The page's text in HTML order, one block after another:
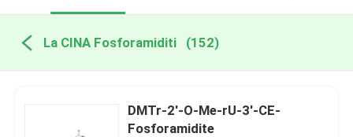
La CINA Fosforamiditi (152)
DMTr-2'-O-Me-rU-3'-CE-
Fosforamidite